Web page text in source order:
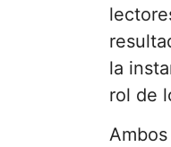
la
rol de